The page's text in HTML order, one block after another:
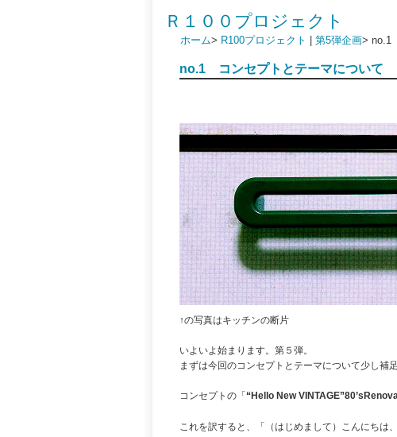
Ｒ１００プロジェクト
ホーム> R100プロジェクト 第5弾企画> no.1
no.1 コンセプトとテーマについて
↑の写真はキッチンの断片
いよいよ始まります。第５弾。
まずは今回のコンセプトとテーマについて少し補
コンセプトの「 “Hello New
これを訳すると、「（はじめまして）こんにちは